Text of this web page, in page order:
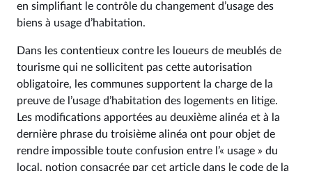
en simplifiant le contrôle du changement d’usage des
biens à usage d’habitation.
Dans les contentieux contre les loueurs de meublés de
tourisme qui ne sollicitent pas cette autorisation
obligatoire, les communes supportent la charge de la
preuve de l’usage d’habitation des logements en litige.
Les modifications apportées au deuxième alinéa et à la
dernière phrase du troisième alinéa ont pour objet de
rendre impossible toute confusion entre l’« usage » du
local, notion consacrée par cet article dans le code de la